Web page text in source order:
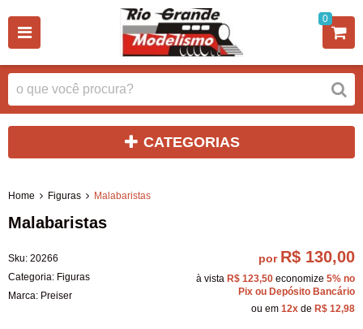
0
CATEGORIAS
Home Figuras Malabaristas
Malabaristas
Sku: 20266
Categoria: Figuras
Marca: Preiser
por R$ 130,00
à vista R$ 123,50 economize 5% no
Pix ou Depósito Bancário
ou em 12x de R$ 12,98